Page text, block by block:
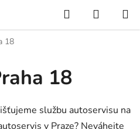
Hledat
KOŠÍK
18
18
službu autoservisu na
v Praze? Neváhejte